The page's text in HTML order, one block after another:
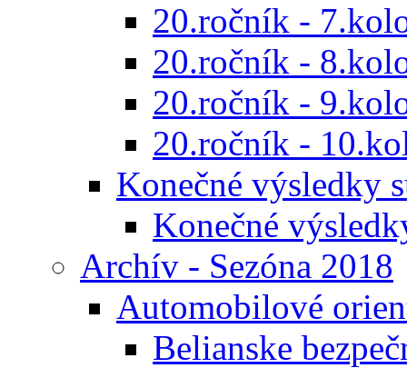
20.ročník -
20.ročník -
20.ročník -
20.ročník -
Konečné výsledky
Konečné
Archív - Sezóna 2018
Automobilové
Belianske